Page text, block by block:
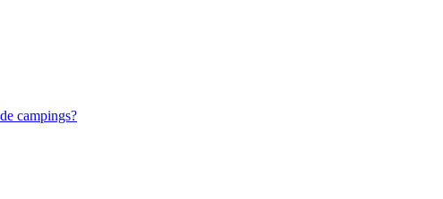
campings?